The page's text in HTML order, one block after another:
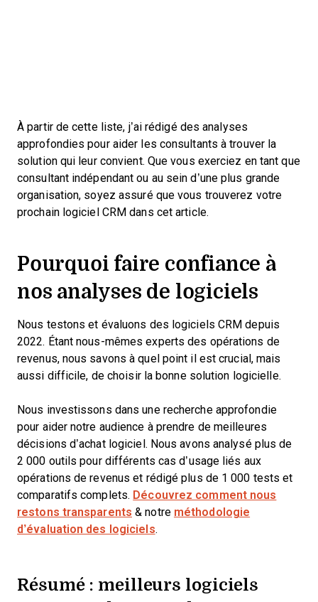
À partir de cette liste, j’ai rédigé des analyses
approfondies pour aider les consultants à trouver la
solution qui leur convient. Que vous exerciez en tant que
consultant indépendant ou au sein d’une plus grande
organisation, soyez assuré que vous trouverez votre
prochain logiciel CRM dans cet article.
Pourquoi faire confiance à
nos analyses de logiciels
Nous testons et évaluons des logiciels CRM depuis
2022. Étant nous-mêmes experts des opérations de
revenus, nous savons à quel point il est crucial, mais
aussi difficile, de choisir la bonne solution logicielle.
Nous investissons dans une recherche approfondie
pour aider notre audience à prendre de meilleures
décisions d’achat logiciel. Nous avons analysé plus de
2 000 outils pour différents cas d’usage liés aux
opérations de revenus et rédigé plus de 1 000 tests et
comparatifs complets. Découvrez comment nous
restons transparents & notre méthodologie
d’évaluation des logiciels.
Résumé : meilleurs logiciels